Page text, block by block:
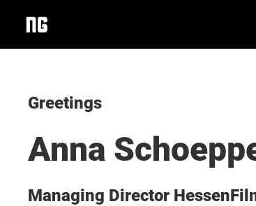
Greetings
Anna
Managing Director